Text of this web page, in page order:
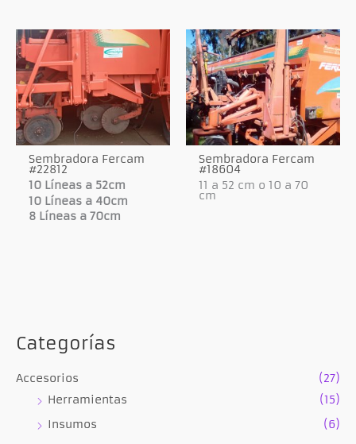
Categorías
Accesorios
(27)
Herramientas
(15)
Insumos
(6)
Sembradora Fercam
#22812
10 Líneas a 52cm
10 Líneas a 40cm
8 Líneas a 70cm
Sembradora Fercam
#18604
11 a 52 cm o 10 a 70
cm